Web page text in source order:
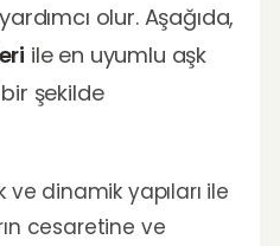
olur. Aşağıda,
ile en uyumlu aşk
şekilde
ve dinamik yapıları ile
cesaretine ve